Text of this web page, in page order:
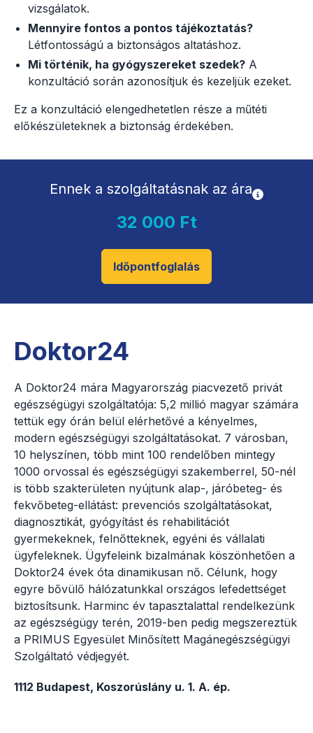
vizsgálatok.
Mennyire fontos a pontos tájékoztatás?
Létfontosságú a biztonságos altatáshoz.
Mi történik, ha gyógyszereket szedek? A
konzultáció során azonosítjuk és kezeljük ezeket.
Ez a konzultáció elengedhetetlen része a műtéti
előkészületeknek a biztonság érdekében.
Ennek a szolgáltatásnak az ára
32 000 Ft
Időpontfoglalás
Doktor24
A Doktor24 mára Magyarország piacvezető privát
egészségügyi szolgáltatója: 5,2 millió magyar számára
tettük egy órán belül elérhetővé a kényelmes,
modern egészségügyi szolgáltatásokat. 7 városban,
10 helyszínen, több mint 100 rendelőben mintegy
1000 orvossal és egészségügyi szakemberrel, 50-nél
is több szakterületen nyújtunk alap-, járóbeteg- és
fekvőbeteg-ellátást: prevenciós szolgáltatásokat,
diagnosztikát, gyógyítást és rehabilitációt
gyermekeknek, felnőtteknek, egyéni és vállalati
ügyfeleknek. Ügyfeleink bizalmának köszönhetően a
Doktor24 évek óta dinamikusan nő. Célunk, hogy
egyre bővülő hálózatunkkal országos lefedettséget
biztosítsunk. Harminc év tapasztalattal rendelkezünk
az egészségügy terén, 2019-ben pedig megszereztük
a PRIMUS Egyesület Minősített Magánegészségügyi
Szolgáltató védjegyét.
1112 Budapest, Koszorúslány u. 1. A. ép.